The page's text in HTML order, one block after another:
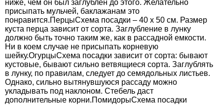
ниже, чем он был заглублен до этого. Желательно
присыпать мульчей, баклажанам это
понравится.ПерцыСхема посадки – 40 х 50 см. Размер
куста перца зависит от сорта. Заглубление в лунку
должно быть точно таким же, как в рассадной емкости.
Ни в коем случае не присыпать корневую
шейку.ОгурцыСхема посадки зависит от сорта: бывают
кустовые, бывают сильно ветвящиеся сорта. Заглублять
в лунку, по правилам, следует до семядольных листьев.
Однако, сильно вытянувшуюся рассаду можно
укладывать под наклоном. Стебель даст
дополнительные корни.ПомидорыСхема посадки